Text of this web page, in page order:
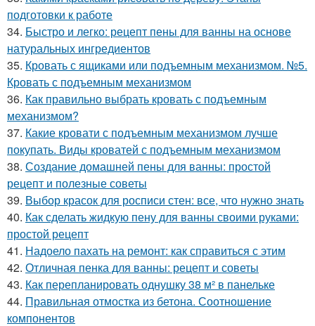
подготовки к работе
34. Быстро и легко: рецепт пены для ванны на основе
натуральных ингредиентов
35. Кровать с ящиками или подъемным механизмом. №5.
Кровать с подъемным механизмом
36. Как правильно выбрать кровать с подъемным
механизмом?
37. Какие кровати с подъемным механизмом лучше
покупать. Виды кроватей с подъемным механизмом
38. Создание домашней пены для ванны: простой
рецепт и полезные советы
39. Выбор красок для росписи стен: все, что нужно знать
40. Как сделать жидкую пену для ванны своими руками:
простой рецепт
41. Надоело пахать на ремонт: как справиться с этим
42. Отличная пенка для ванны: рецепт и советы
43. Как перепланировать однушку 38 м² в панельке
44. Правильная отмостка из бетона. Соотношение
компонентов